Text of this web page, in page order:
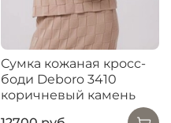
Сумка кожаная кросс-
боди Deboro 3410
коричневый камень